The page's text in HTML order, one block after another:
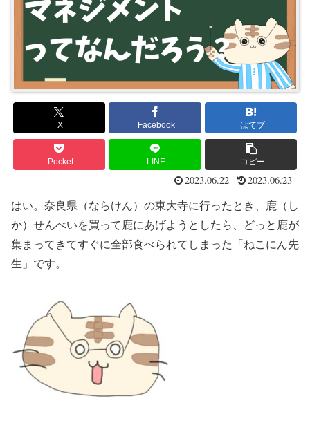
X Facebook はてブ
Pocket LINE コピー
2023.06.22 2023.06.23
はい。奈良県（ならけん）の東大寺に行ったとき、鹿（し
か）せんべいを買って鹿にあげようとしたら、どっと鹿が
集まってきてすぐに全部食べられてしまった「ねこにん先
生」です。